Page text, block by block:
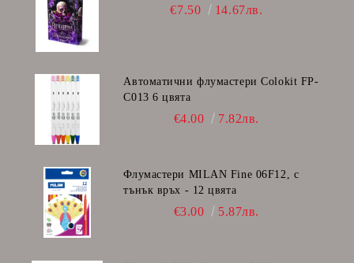
€7.50 14.67лв.
Автоматични флумастери Colokit FP-
C013 6 цвята
€4.00 7.82лв.
Флумастери MILAN Fine 06F12, с
тънък връх - 12 цвята
€3.00 5.87лв.